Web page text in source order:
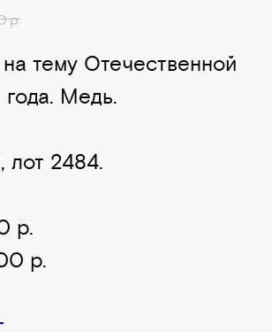
р.
тему Отечественной
года. Медь.
лот 2484.
р.
р.